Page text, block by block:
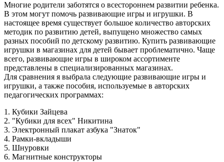
Многие родители заботятся о всестороннем развитии ребенка.
В этом могут помочь развивающие игры и игрушки. В
настоящее время существует большое количество авторских
методик по развитию детей, выпущено множество самых
разных пособий по детскому развитию. Купить развивающие
игрушки в магазинах для детей бывает проблематично. Чаще
всего, развивающие игры в широком ассортименте
представлены в специализированных магазинах.
Для сравнения я выбрала следующие развивающие игры и
игрушки, а также пособия, используемые в авторских
педагогических программах:
1. Кубики Зайцева
2. "Кубики для всех" Никитина
3. Электронный плакат азбука "Знаток"
4. Рамки-вкладыши
5. Шнуровки
6. Магнитные конструкторы